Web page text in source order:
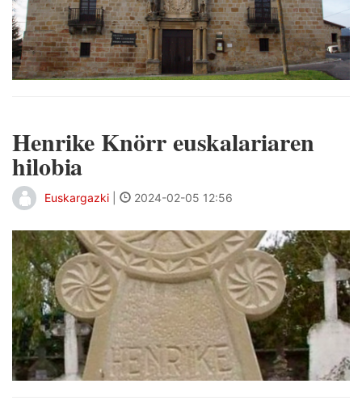
Henrike Knörr euskalariaren
hilobia
Euskargazki 2024-02-05 12:56